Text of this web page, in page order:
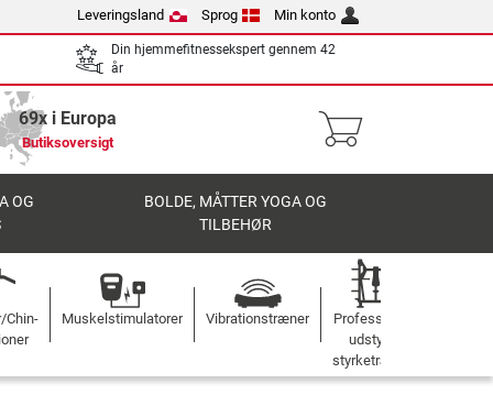
Leveringsland Sprog Min konto
Din hjemmefitnessekspert gennem 42
år
69x i Europa
Butiksoversigt
OG
BOLDE, MÅTTER YOGA OG
TILBEHØR
Chin-
Muskelstimulatorer Vibrationstræner
Professionelt
udstyr til
styrketræning